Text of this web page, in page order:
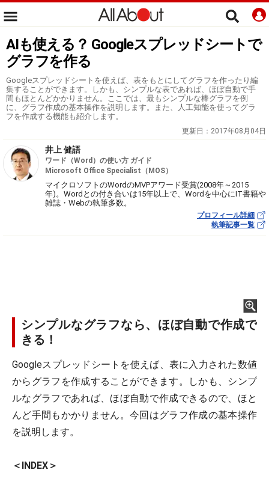
AIも使える？ Googleスプレッドシートで
グラフを作る
Googleスプレッドシートを使えば、表をもとにしてグラフを作ったり編
集することができます。しかも、シンプルな表であれば、ほぼ自動で手
間もほとんどかかりません。ここでは、最もシンプルな棒グラフを例
に、グラフ作成の基本操作を説明します。また、人工知能を使ってグラ
フを作成する機能も紹介します。
更新日： 2017年08月04日
井上 健語
ワード（Word）の使い方 ガイド
Microsoft Office Specialist（MOS）
マイクロソフトのWordのMVPアワード受賞(2008年～2015
年)。Wordとの付き合いは15年以上で、Wordを中心にIT書籍や
雑誌・Webの執筆多数。
プロフィール詳細
執筆記事一覧
シンプルなグラフなら、ほぼ自動で作成で
きる！
Googleスプレッドシートを使えば、表に入力された数値
からグラフを作成することができます。しかも、シンプ
ルなグラフであれば、ほぼ自動で作成できるので、ほと
んど手間もかかりません。今回はグラフ作成の基本操作
を説明します。
＜INDEX＞